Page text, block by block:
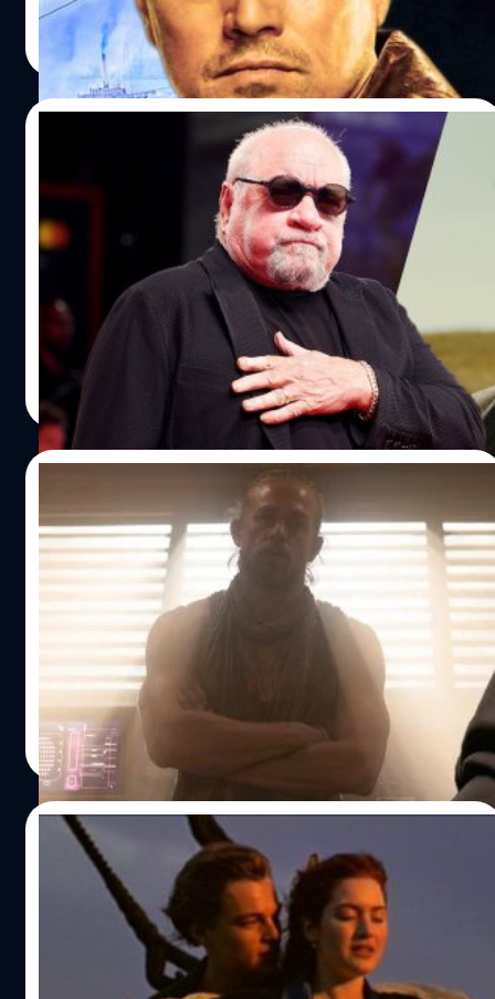
สุชยา เกษจำรัส| 930 days ago
Read More
มือเขียนบท ‘Taxi Driver’ มองต่าง ควรให้
Leonardo DiCaprio เล่นเป็น FBI ใน ‘Killers
of the Flower Moon’ จะดีกว่า
พอล ชเรเดอร์ (Paul Schrader) มือเขียนบท 'Taxi Driver' แนะ
Leonardo DiCaprio ควรเล่นเป็น FBI ใน ‘Killers of the
Flower Moon’ มากกว่า
ประภาส อยู่เย็น | 953 days ago
Read More
Charlie Hunnam เกือบได้รับบท Anakin
Skywalker ใน ‘Star Wars’ หลังเข้าพูดคุยกับ
George Lucas
ชาร์ลี ฮันแนม (Charlie Hunnam) นักแสดง 'Rebel Moon'
พลาดบทบาท Anakin Skywalker ใน 'Star Wars' หลังจาก
การประชุมสุดอึดอัดกับ จอร์จ ลูคัส (George Lucas)
ประภาส อยู่เย็น | 961 days ago
Read More
04/12/2023
James Cameron ยอมรับ มีข้อผิดพลาดใน
ฉากดัง ในหนัง Titanic ซึ่งเขาจำเป็นต้อง
ปล่อยออกมาแบบนั้น
เจมส์ คาเมรอน (James Cameron) นับได้ว่าเป็นผู้กำกับที่มี
ความสมบูรณ์แบบที่สุดคนหนึ่ง ฉะน้้นเมื่อเขาย้อนเล่าในฉากที่